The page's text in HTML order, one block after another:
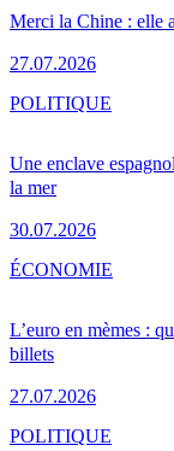
Merci la Chine : elle
27.07.2026
Une enclave
la mer
30.07.2026
POLITIQUE
L’euro en mèmes :
billets
27.07.2026
ÉCONOMIE
POLITIQUE